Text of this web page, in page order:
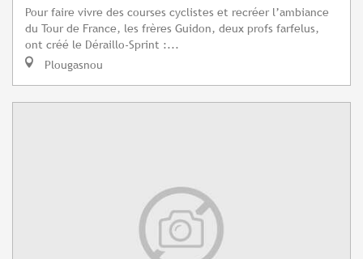
Pour faire vivre des courses cyclistes et recréer l’ambiance
du Tour de France, les frères Guidon, deux profs farfelus,
ont créé le Déraillo-Sprint :...
Plougasnou